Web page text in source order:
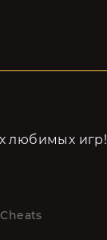
любимых игр!